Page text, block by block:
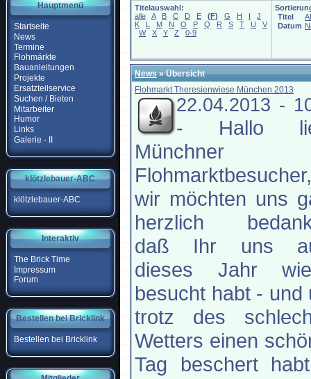
Hauptmenü
Startseite
News
Termine
Flohmärkte
Bauanleitungen
Projekte
Ersatzteilservice
Suchen / Bieten
Mitarbeiter
Humor
Links
Galerie - II
klötzlebauer-ABC
klötzlebauer-ABC
Interaktiv
The Brick Time
Impressum
Forum
Bestellen bei Bricklink
Bestellen bei Bricklink
Titelauswahl:
alle
A B C D E (F) G H I
J
K
L M N O P Q R S T U
V
W
X Y Z 0-9
Titel
Datum
News» Übersicht
Flohmarkt Theresienwiese München 2013
22.04.2013 -
- Hallo
Münchner
Flohmarktbesucher,
wir möchten uns
herzlich
daß Ihr uns
dieses Jahr
besucht habt - und
trotz des
Wetters einen
Tag beschert